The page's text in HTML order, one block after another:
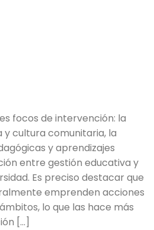
focos de intervención: la
cultura comunitaria, la
y aprendizajes
entre gestión educativa y
Es preciso destacar que
emprenden acciones
lo que las hace más
[…]